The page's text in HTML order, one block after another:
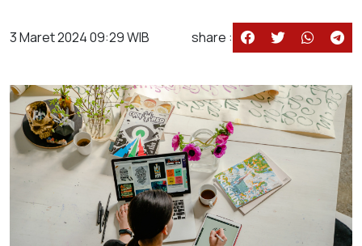
3 Maret 2024 09:29 WIB share :